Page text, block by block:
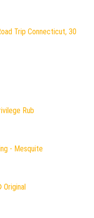
Trip Connecticut, 30
Rub
- Mesquite
Original